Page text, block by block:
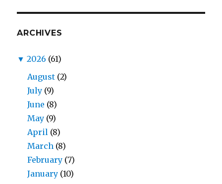
ARCHIVES
▼ 2026 (61)
August (2)
July (9)
June (8)
May (9)
April (8)
March (8)
February (7)
January (10)